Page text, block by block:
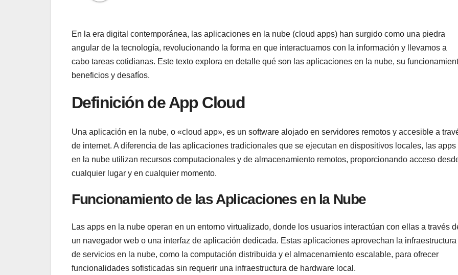
En la era digital contemporánea, las aplicaciones en la nube (cloud apps) han surgido como una piedra
angular de la tecnología, revolucionando la forma en que interactuamos con la información y llevamos a
cabo tareas cotidianas. Este texto explora en detalle qué son las aplicaciones en la nube, su
beneficios y desafíos.
Definición de App Cloud
Una aplicación en la nube, o «cloud app», es un software alojado en servidores remotos y accesible a
de internet. A diferencia de las aplicaciones tradicionales que se ejecutan en dispositivos locales, las apps
en la nube utilizan recursos computacionales y de almacenamiento remotos, proporcionando acceso
cualquier lugar y en cualquier momento.
Funcionamiento de las Aplicaciones en la Nube
Las apps en la nube operan en un entorno virtualizado, donde los usuarios interactúan con ellas a través
un navegador web o una interfaz de aplicación dedicada. Estas aplicaciones aprovechan la infraestructura
de servicios en la nube, como la computación distribuida y el almacenamiento escalable, para ofrecer
funcionalidades sofisticadas sin requerir una infraestructura de hardware local.